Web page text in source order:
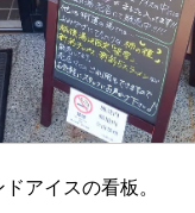
アイスの看板。